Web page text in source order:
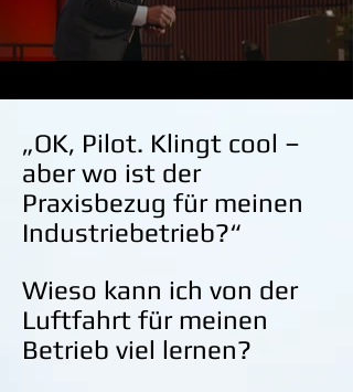
„OK, Pilot. Klingt cool –
aber wo ist der
Praxisbezug für meinen
Industriebetrieb?“
Wieso kann ich von der
Luftfahrt für meinen
Betrieb viel lernen?